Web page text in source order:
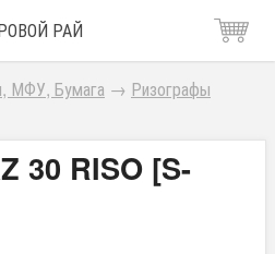
РАЙ
МФУ, Бумага → Ризографы
30 RISO [S-